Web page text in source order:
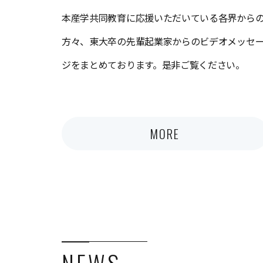
本産学共同教育に応援いただいている各界から
方々、東大卒の先輩起業家からのビデオメッセ
ジをまとめております。是非ご覧ください。
MORE